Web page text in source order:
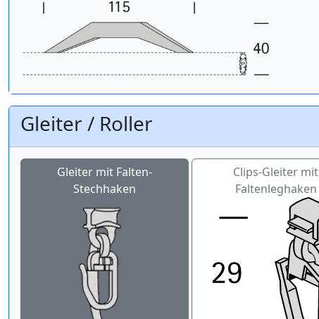
Gleiter / Roller
Gleiter mit Falten-
Stechhaken
Clips-Gleiter mit
Faltenleghaken